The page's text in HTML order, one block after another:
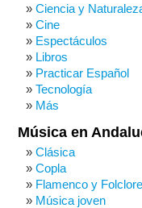
Ciencia y
Cine
Espectáculos
Libros
Practicar Español
Tecnología
Más
Música en
Clásica
Copla
Flamenco y Folclore
Música joven